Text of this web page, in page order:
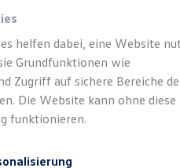
Leasing
Leasing
für Alltag
Der T-
helfen dabei, eine Website
Grundfunktionen wie
Zugriff auf sichere Bereiche
Die Website kann ohne diese
funktionieren.